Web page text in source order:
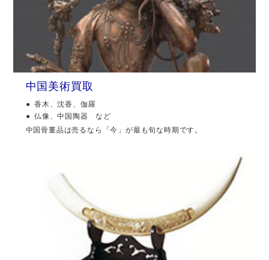
中国美術買取
香木、沈香、伽羅
仏像、中国陶器 など
中国骨董品は売るなら「今」が最も旬な時期です。